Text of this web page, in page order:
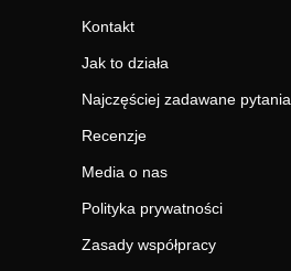
Kontakt
Jak to działa
Najczęściej zadawane pytania
Recenzje
Media o nas
Polityka prywatności
Zasady współpracy